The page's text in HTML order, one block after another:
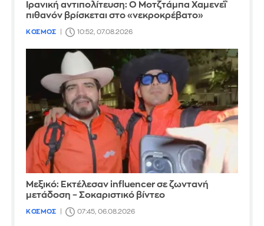
Ιρανική αντιπολίτευση: Ο Μοτζτάμπα Χαμενεΐ
πιθανόν βρίσκεται στο «νεκροκρέβατο»
ΚΟΣΜΟΣ 10:52, 07.08.2026
Μεξικό: Εκτέλεσαν influencer σε ζωντανή
μετάδοση – Σοκαριστικό βίντεο
ΚΟΣΜΟΣ 07:45, 06.08.2026